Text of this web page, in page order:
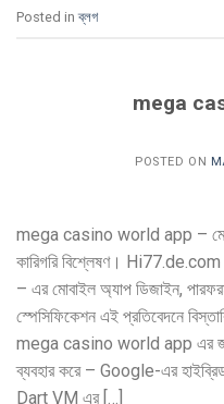
Posted inব্লগ
mega
POSTED ON
mega casino world app –
কারিগরি বিশ্লেষণ। Hi77.de.com
– এর মোবাইল অ্যাপ ডিজাইন,
স্পেসিফিকেশন এই প্রতিবেদনে
mega casino world app এর
ব্যবহার করে – Google-এর
Dart VM এর […]